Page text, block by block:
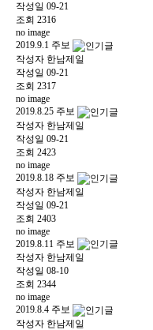
작성일 09-21
조회 2316
no image
2019.9.1 주보
작성자 한남제일
작성일 09-21
조회 2317
no image
2019.8.25 주보
작성자 한남제일
작성일 09-21
조회 2423
no image
2019.8.18 주보
작성자 한남제일
작성일 09-21
조회 2403
no image
2019.8.11 주보
작성자 한남제일
작성일 08-10
조회 2344
no image
2019.8.4 주보
작성자 한남제일